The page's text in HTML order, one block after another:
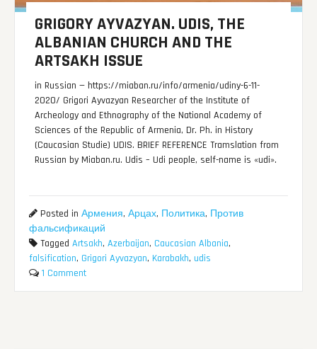
GRIGORY AYVAZYAN. UDIS, THE
ALBANIAN CHURCH AND THE
ARTSAKH ISSUE
in Russian — https://miaban.ru/info/armenia/udiny-6-11-
2020/ Grigori Ayvazyan Researcher of the Institute of
Archeology and Ethnography of the National Academy of
Sciences of the Republic of Armenia, Dr. Ph. in History
(Caucasian Studie) UDIS. BRIEF REFERENCE Tramslation from
Russian by Miaban.ru. Udis – Udi people, self-name is «udi».
Posted inАрмения,Арцах, Политика, Против
фальсификаций
TaggedArtsakh,Azerbaijan, Caucasian Albania,
falsification, Grigori Ayvazyan, Karabakh, udis
1 Comment